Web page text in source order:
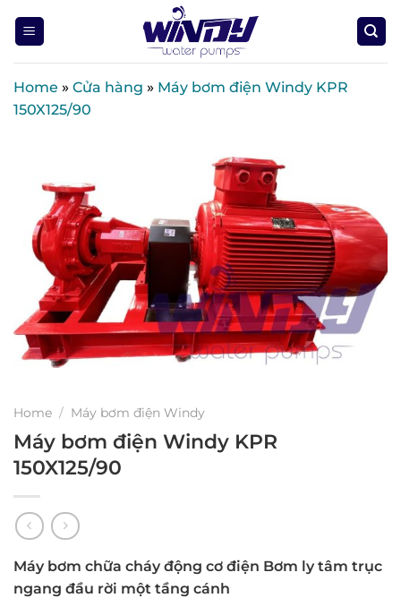
Home » Cửa hàng » Máy bơm điện Windy KPR
150X125/90
Home / Máy bơm điện Windy
Máy bơm điện Windy KPR
150X125/90
Máy bơm chữa cháy động cơ điện Bơm ly tâm trục
ngang đầu rời một tầng cánh